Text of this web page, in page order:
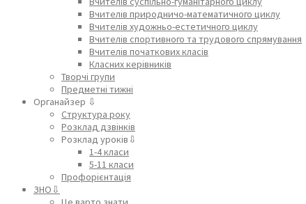
Вчителів природничо-математичного циклу
Вчителів художньо-естетичного циклу
Вчителів спортивного та трудового спрямування
Вчителів початкових класів
Класних керівників
Творчі групи
Предметні тижні
Органайзер ⇩
Структура року
Розклад дзвінків
Розклад уроків⇩
1-4 класи
5-11 класи
Профорієнтація
ЗНО⇩